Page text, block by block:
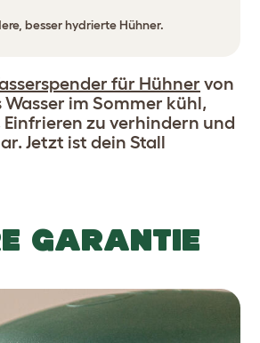
besser hydrierte Hühner.
für Hühner von
im Sommer kühl,
zu verhindern und
Jetzt ist dein Stall
GARANTIE